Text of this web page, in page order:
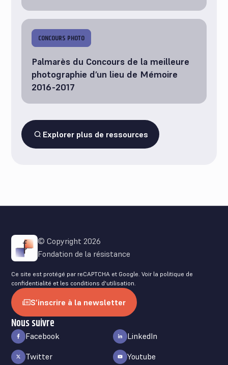
CONCOURS PHOTO
Palmarès du Concours de la meilleure
photographie d’un lieu de Mémoire
2016-2017
Explorer plus de ressources
© Copyright 2026
Fondation de la résistance
Ce site est protégé par reCAPTCHA et Google. Voir la politique de
confidentialité et les conditions d'utilisation
S’inscrire à la newsletter
Nous suivre
Facebook
LinkedIn
Twitter
Youtube